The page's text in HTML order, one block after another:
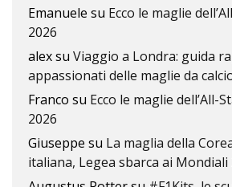
Emanuele su Ecco le maglie
2026
alexsu Viaggio a Londra: guida
appassionati delle maglie da
Franco su Ecco le maglie dell’All-
2026
Giuseppe su La maglia della
italiana, Legea sbarca ai Mondiali